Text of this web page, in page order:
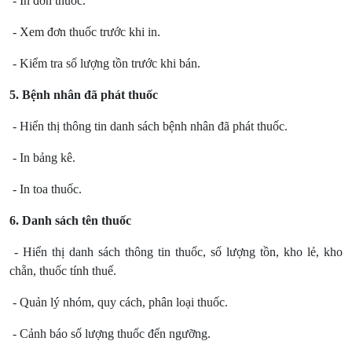
- Xem đơn thuốc trước khi in.
- Kiểm tra số lượng tồn trước khi bán.
5. Bệnh nhân đã phát thuốc
- Hiển thị thông tin danh sách bệnh nhân đã phát thuốc.
- In bảng kê.
- In toa thuốc.
6. Danh sách tên thuốc
- Hiển thị danh sách thông tin thuốc, số lượng tồn, kho lẻ, kho
chẵn, thuốc tính thuế.
- Quản lý nhóm, quy cách, phân loại thuốc.
- Cảnh báo số lượng thuốc đến ngưỡng.